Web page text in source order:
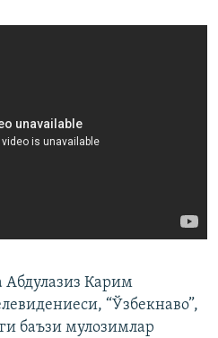
Абдулазиз Карим
“Ўзбекнаво”,
баъзи мулозимлар